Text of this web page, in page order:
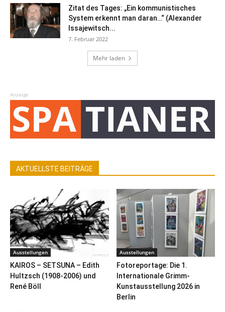
Zitat des Tages: „Ein kommunistisches
System erkennt man daran…“ (Alexander
Issajewitsch...
7. Februar 2022
Mehr laden
Anzeige
AKTUELLSTE BEITRÄGE
Ausstellungen
KAIROS – SETSUNA – Edith
Hultzsch (1908-2006) und
René Böll
Ausstellungen
Fotoreportage: Die 1.
Internationale Grimm-
Kunstausstellung 2026 in
Berlin